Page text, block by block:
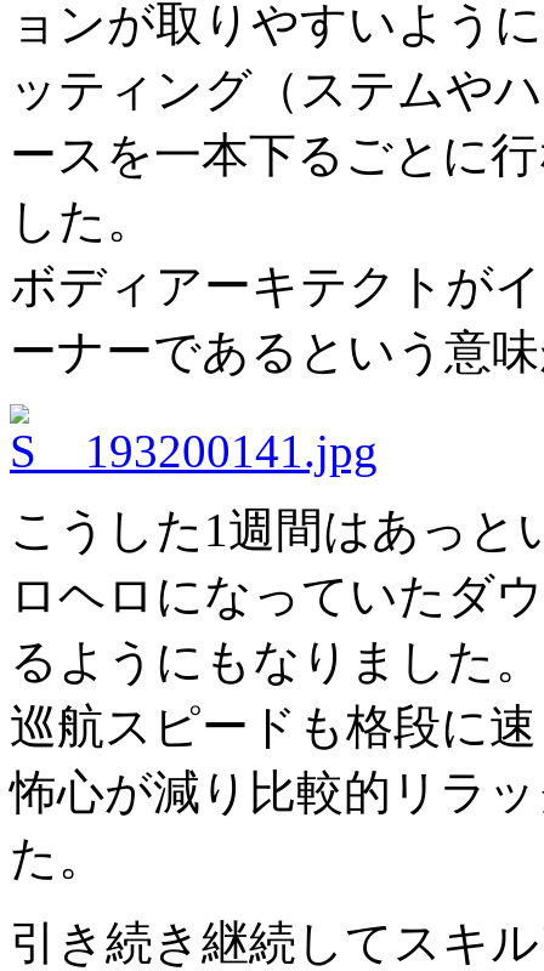
ョンが取りやすいよう
ッティング（ステムや
ースを一本下るごとに
した。
ボディアーキテクトが
ーナーであるという意
こうした1週間はあっと
ロヘロになっていたダ
るようにもなりました。
巡航スピードも格段に
怖心が減り比較的リラ
た。
引き続き継続してスキ